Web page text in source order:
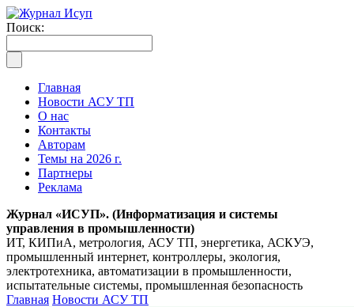
Поиск:
Главная
Новости АСУ ТП
О нас
Контакты
Авторам
Темы на 2026 г.
Партнеры
Реклама
Журнал «ИСУП». (Информатизация и системы
управления в промышленности)
ИТ, КИПиА, метрология, АСУ ТП, энергетика, АСКУЭ,
промышленный интернет, контроллеры, экология,
электротехника, автоматизации в промышленности,
испытательные системы, промышленная безопасность
Главная Новости АСУ ТП